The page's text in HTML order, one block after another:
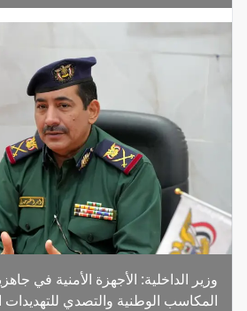
وزير الداخلية: الأجهزة الأمنية في
المكاسب الوطنية والتصدي للتهديدات